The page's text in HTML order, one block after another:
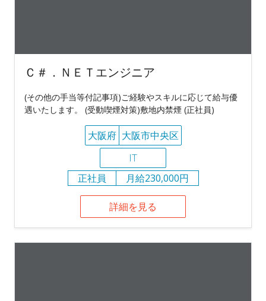
Ｃ＃．ＮＥＴエンジニア
(その他の手当等付記事項)ご経験やスキルに応じて給与優
遇いたします。 (受動喫煙対策)敷地内禁煙 (正社員)
大阪府 大阪市中央区
IT
正社員
月給230,000円
詳細を見る